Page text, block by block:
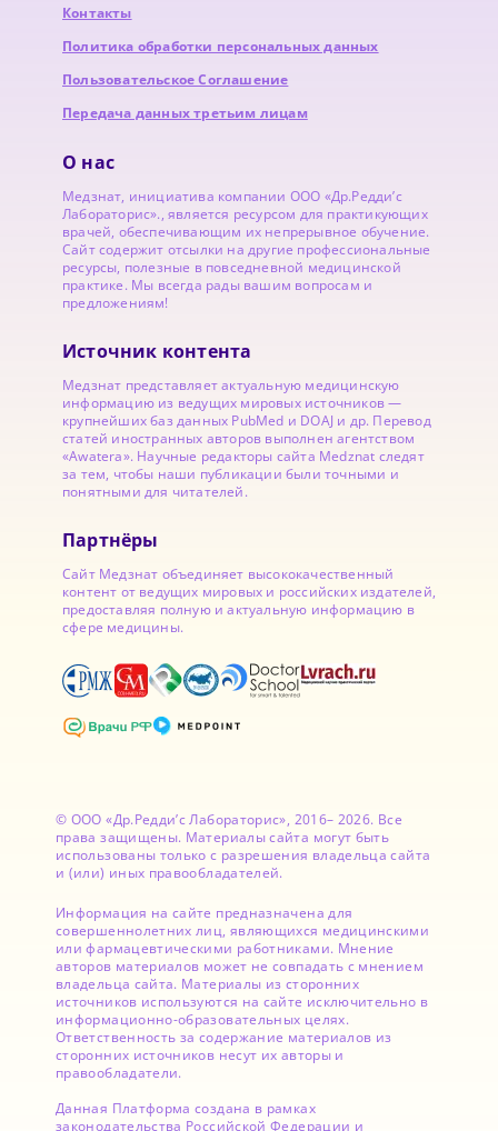
Контакты
Политика обработки персональных данных
Пользовательское Соглашение
Передача данных третьим лицам
О нас
Медзнат, инициатива компании ООО «Др.Редди’с
Лабораторис»., является ресурсом для практикующих
врачей, обеспечивающим их непрерывное обучение.
Сайт содержит отсылки на другие профессиональные
ресурсы, полезные в повседневной медицинской
практике. Мы всегда рады вашим вопросам и
предложениям!
Источник контента
Медзнат представляет актуальную медицинскую
информацию из ведущих мировых источников —
крупнейших баз данных PubMed и DOAJ и др. Перевод
статей иностранных авторов выполнен агентством
«Awatera». Научные редакторы сайта Medznat следят
за тем, чтобы наши публикации были точными и
понятными для читателей.
Партнёры
Сайт Медзнат объединяет высококачественный
контент от ведущих мировых и российских издателей,
предоставляя полную и актуальную информацию в
сфере медицины.
© ООО «Др.Редди’с Лабораторис», 2016– 2026. Все
права защищены. Материалы сайта могут быть
использованы только с разрешения владельца сайта
и (или) иных правообладателей.
Информация на сайте предназначена для
совершеннолетних лиц, являющихся медицинскими
или фармацевтическими работниками. Мнение
авторов материалов может не совпадать с мнением
владельца сайта. Материалы из сторонних
источников используются на сайте исключительно в
информационно-образовательных целях.
Ответственность за содержание материалов из
сторонних источников несут их авторы и
правообладатели.
Данная Платформа создана в рамках
законодательства Российской Федерации и